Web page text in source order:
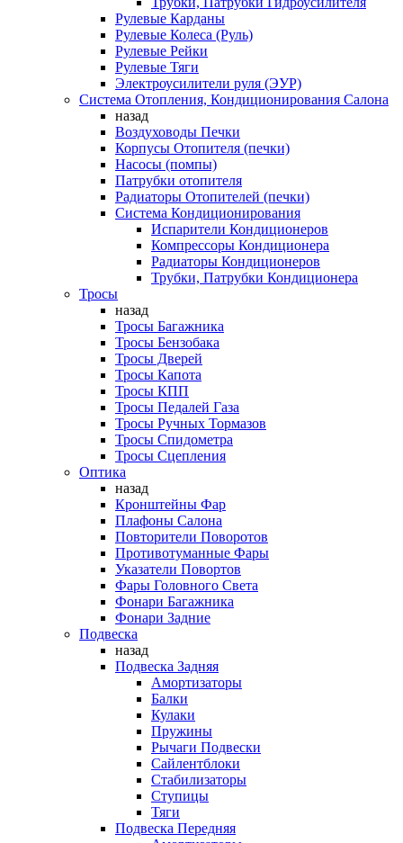
Рулевые Карданы
Рулевые Колеса (Руль)
Рулевые Рейки
Рулевые Тяги
Электроусилители руля (ЭУР)
Система Отопления, Кондиционирования Салона
назад
Воздуховоды Печки
Корпусы Отопителя (печки)
Насосы (помпы)
Патрубки отопителя
Радиаторы Отопителей (печки)
Система Кондиционирования
Испарители Кондиционеров
Компрессоры Кондиционера
Радиаторы Кондиционеров
Трубки, Патрубки Кондиционера
Тросы
назад
Тросы Багажника
Тросы Бензобака
Тросы Дверей
Тросы Капота
Тросы КПП
Тросы Педалей Газа
Тросы Ручных Тормазов
Тросы Спидометра
Тросы Сцепления
Оптика
назад
Кронштейны Фар
Плафоны Салона
Повторители Поворотов
Противотуманные Фары
Указатели Повортов
Фары Головного Света
Фонари Багажника
Фонари Задние
Подвеска
назад
Подвеска Задняя
Амортизаторы
Балки
Кулаки
Пружины
Рычаги Подвески
Сайлентблоки
Стабилизаторы
Ступицы
Тяги
Подвеска Передняя